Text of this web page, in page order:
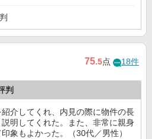
75.5点 18件
判
介してくれ、内見の際に物件の長
明してくれた。また、非常に親身
象もよかった。（30代／男性）